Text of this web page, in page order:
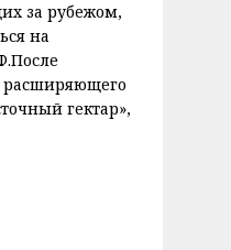
за рубежом,
на
расширяющего
гектар»,